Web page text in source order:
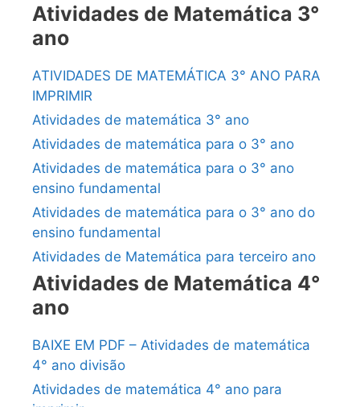
Atividades de Matemática 3°
ano
ATIVIDADES DE MATEMÁTICA 3° ANO PARA
IMPRIMIR
Atividades de matemática 3° ano
Atividades de matemática para o 3° ano
Atividades de matemática para o 3° ano
ensino fundamental
Atividades de matemática para o 3° ano do
ensino fundamental
Atividades de Matemática para terceiro ano
Atividades de Matemática 4°
ano
BAIXE EM PDF – Atividades de matemática
4° ano divisão
Atividades de matemática 4° ano para